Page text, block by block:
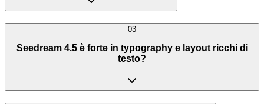
03
Seedream 4.5 è forte in typography e layout ricchi di
testo?